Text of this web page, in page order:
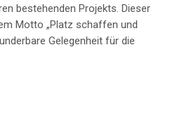
bestehenden Projekts. Dieser
Motto „Platz schaffen und
Gelegenheit für die